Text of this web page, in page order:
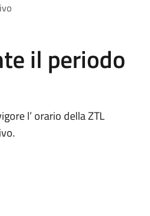
il periodo
l’ orario della ZTL